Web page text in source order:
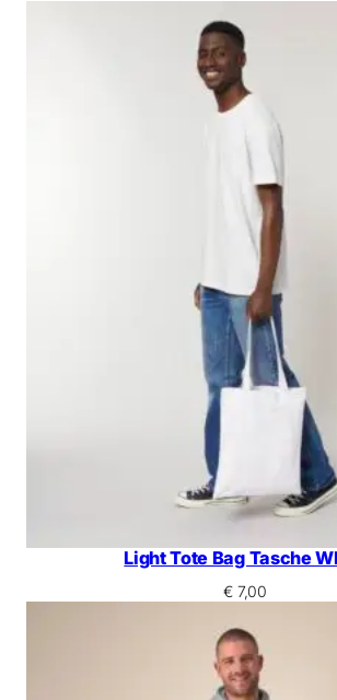
Light Tote Bag Tasche
€7,00